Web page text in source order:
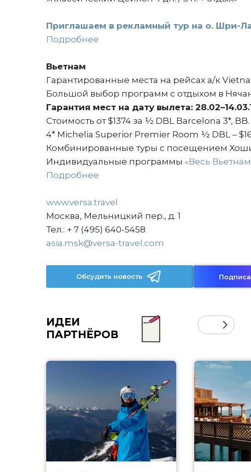
Приглашаем в рекламный тур на о. Шри-
Подробнее
Вьетнам
Гарантированные места на рейсах а/к
Большой выбор программ с отдыхом в
Гарантия мест на дату вылета:
Стоимость от $1374 за ½ DBL Barcelona 3*, BB.
4* Michelia Superior Premier Room ½ DBL –
Комбинированные туры с посещением
Индивидуальные программы «Весь
Подробнее
www.versa.travel
Москва, Мельницкий пер., д. 1
Тел.: + 7 (495) 640-5458
asia.msk@versa-travel.com
Обсудить новость
ИДЕИ
ПАРТНЁРОВ